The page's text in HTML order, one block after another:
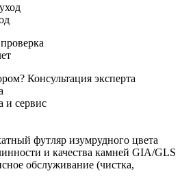
Консультация эксперта
и сервис
футляр изумрудного цвета
и качества камней GIA/GLS
обслуживание (чистка,